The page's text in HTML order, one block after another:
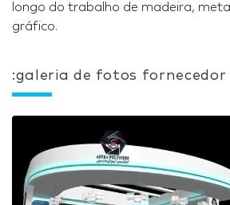
longo do trabalho de madeira,
gráfico.
:galeria de fotos fornecedor